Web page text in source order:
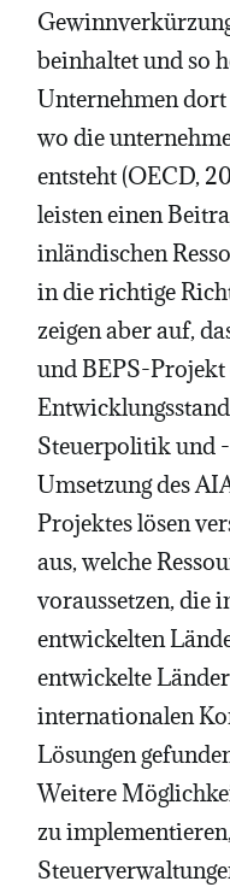
beinhaltet und so
Unternehmen
wo die
entsteht (OECD,
leisten einen
inländischen
in die richtige
zeigen aber auf,
und BEPS-
Steuerpolitik und
Umsetzung des
Projektes lösen
aus, welche
voraussetzen, die
entwickelten
entwickelte
internationalen
Lösungen
Weitere
zu